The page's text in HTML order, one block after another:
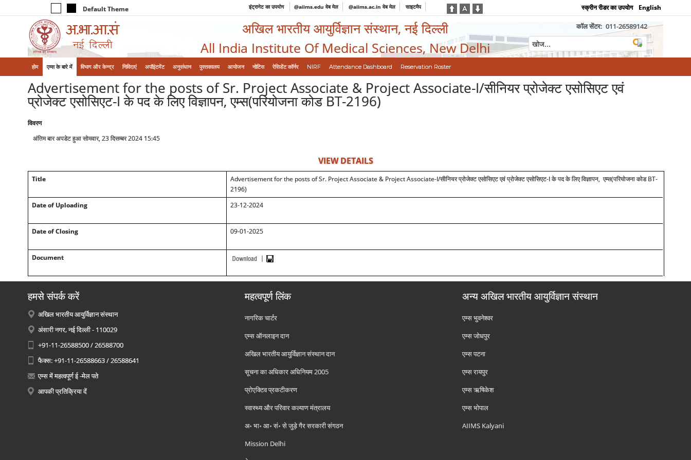
Default Theme इंट्रानेट का उपयोग @aiims.edu वेब मेल @aiims.ac.in वेब मेल साइटमैप स्क्रीन रीडर का उपयोग English
अखिल भारतीय आयुर्विज्ञान संस्थान, नई दिल्ली
All India Institute Of Medical Sciences, New Delhi
कॉल सेंटर: 011-26589142
होम एम्‍स के बारे में विभाग और केन्‍द्र निविदाएं अपॉइंटमेंट अनुसंधान पुस्तकालय आयोजन नोटिस रेसिडेंट कॉर्नर NIRF Attendance Dashboard Reservation Roster
Advertisement for the posts of Sr. Project Associate & Project Associate-I/सीनियर प्रोजेक्ट एसोसिएट एवं
प्रोजेक्ट एसोसिएट-I के पद के लिए विज्ञापन, एम्स(परियोजना कोड BT-2196)
विवरण
अंतिम बार अपडेट हुआ सोमवार, 23 दिसम्बर 2024 15:45
VIEW DETAILS
Title Advertisement for the posts of Sr. Project Associate & Project Associate-I/सीनियर प्रोजेक्ट एसोसिएट एवं प्रोजेक्ट एसोसिएट-Iके पद के लिए विज्ञापन, एम्स(परियोजना कोडBT-
2196)
Date of Uploading
23-12-2024
Date of Closing 09-01-2025
Document
हमसे संपर्क करें
अखिल भारतीय आयुर्विज्ञान संस्थान
अंसारी नगर, नई दिल्ली - 110029
+91-11-26588500 / 26588700
फैक्स: +91-11-26588663 / 26588641
एम्स में महत्वपूर्ण ई -मेल पते
आपकी प्रतिक्रिया दें
महत्वपूर्ण लिंक
नागरिक चार्टर
एम्स ऑनलाइन दान
अखिल भारतीय आयुर्विज्ञान संस्थान दान
सूचना का अधिकार अधिनियम 2005
प्रोएक्टिव प्रकटीकरण
स्वास्थ्य और परिवार कल्याण मंत्रालय
अ॰ भा॰ आ॰ सं॰ से जुड़े गैर सरकारी संगठन
Mission Delhi
अन्य अखिल भारतीय आयुर्विज्ञान संस्थान
एम्‍स भुवनेश्वर
एम्‍स जोधपुर
एम्‍स पटना
एम्‍स रायपुर
एम्‍स ऋषिकेश
एम्‍स भोपाल
AIIMS Kalyani